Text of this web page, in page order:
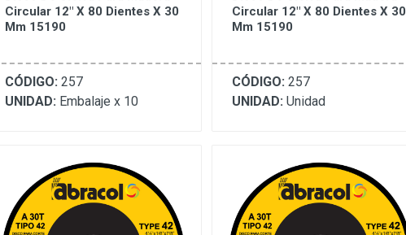
Circular 12" X 80 Dientes X 30
Mm 15190
CÓDIGO: 257
UNIDAD: Embalaje x 10
Circular 12" X 80 Dientes X 30
Mm 15190
CÓDIGO: 257
UNIDAD: Unidad